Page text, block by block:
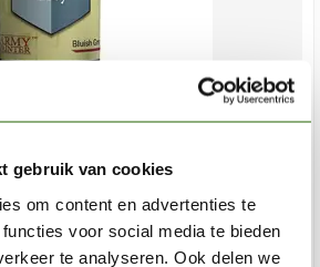
gebruik van cookies
om content en advertenties te
voor social media te bieden
te analyseren. Ook delen we
- 18ml - WP2016
€4,09